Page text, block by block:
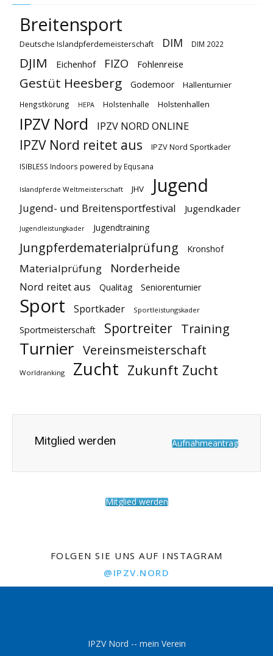
Breitensport
Deutsche Islandpferdemeisterschaft DIM DIM 2022
DJIM Eichenhof FIZO Fohlenreise
Gestüt Heesberg Godemoor Hallenturnier
Hengstkörung HEPA Holstenhalle Holstenhallen
IPZV Nord IPZV NORD ONLINE
IPZV Nord reitet aus IPZV Nord Sportkader
ISIBLESS Indoors powered by Equsana
Islandpferde Weltmeisterschaft JHV Jugend
Jugend- und Breitensportfestival Jugendkader
Jugendleistungkader Jugendtraining
Jungpferdematerialprüfung Kronshof
Materialprüfung Norderheide
Nord reitet aus Qualitag Seniorenturnier
Sport Sportkader Sportleistungskader
Sportmeisterschaft Sportreiter Training
Turnier Vereinsmeisterschaft
Worldranking Zucht Zukunft Zucht
Mitglied werden Aufnahmeantrag
Mitglied werden
FOLGEN SIE UNS AUF INSTAGRAM
@IPZV.NORD
IPZV Nord -- mein Verein